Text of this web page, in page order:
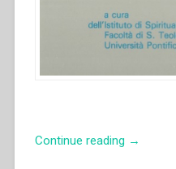
Continue reading “Armando
→